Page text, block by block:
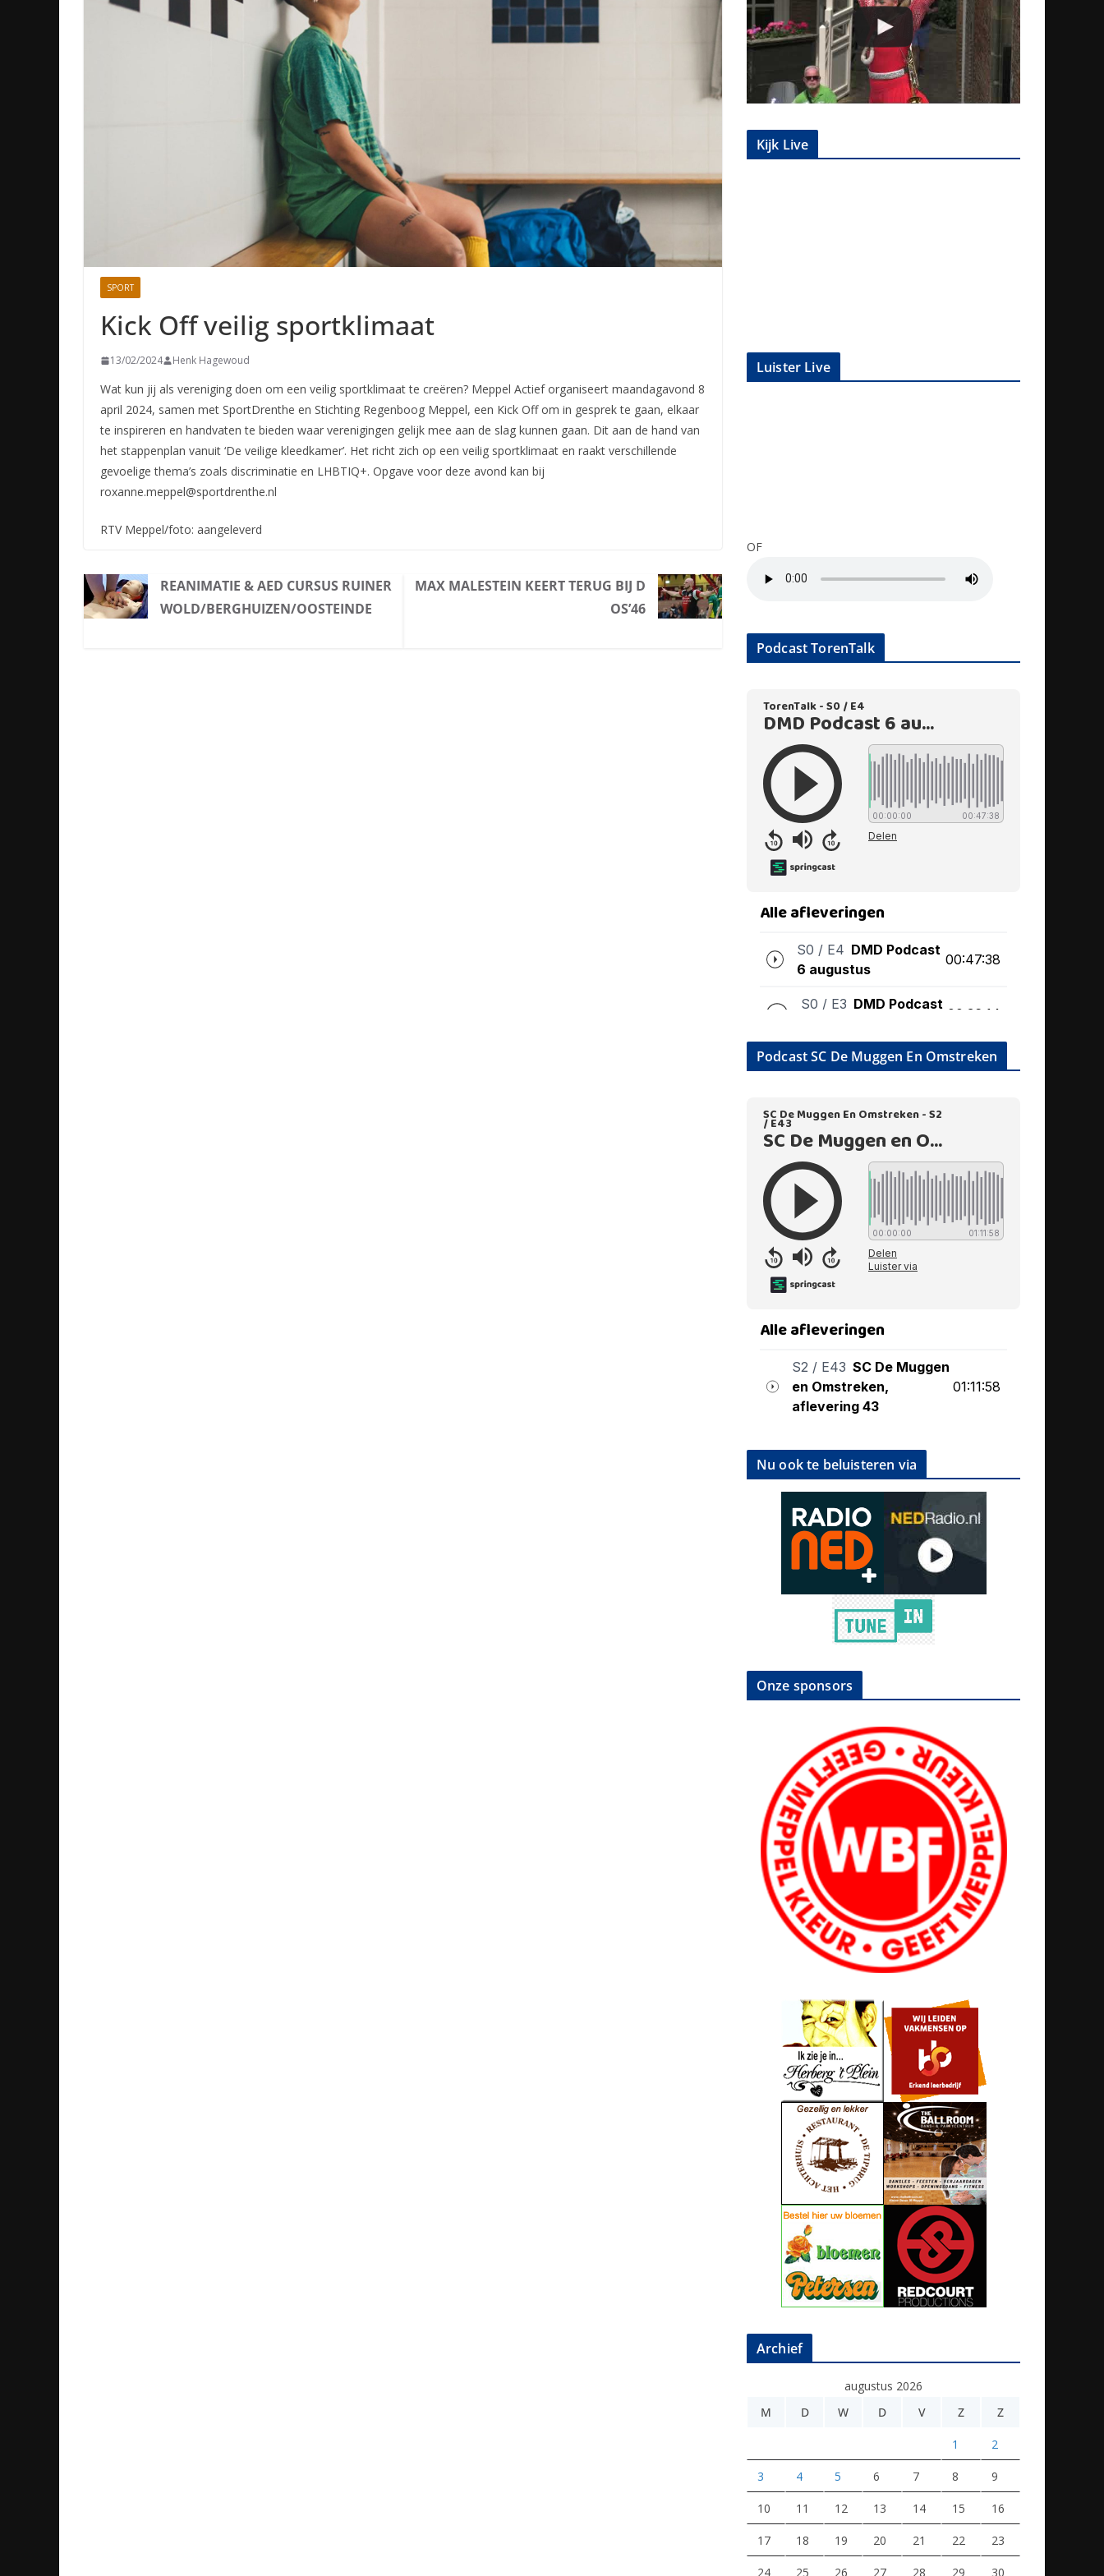
SPORT
Kick Off veilig sportklimaat
13/02/2024 Henk Hagewoud
Wat kun jij als vereniging doen om een veilig sportklimaat te creëren? Meppel Actief organiseert maandagavond 8
april 2024, samen met SportDrenthe en Stichting Regenboog Meppel, een Kick Off om in gesprek te gaan, elkaar
te inspireren en handvaten te bieden waar verenigingen gelijk mee aan de slag kunnen gaan. Dit aan de hand van
het stappenplan vanuit ‘De veilige kleedkamer’. Het richt zich op een veilig sportklimaat en raakt verschillende
gevoelige thema’s zoals discriminatie en LHBTIQ+. Opgave voor deze avond kan bij
roxanne.meppel@sportdrenthe.nl
RTV Meppel/foto: aangeleverd
REANIMATIE & AED CURSUS RUINER
WOLD/BERGHUIZEN/OOSTEINDE
MAX MALESTEIN KEERT TERUG BIJ D
OS’46
Kijk Live
Luister Live
OF
Podcast TorenTalk
Podcast SC De Muggen En Omstreken
Nu ook te beluisteren via
Onze sponsors
Archief
augustus 2026
M
D W D V Z Z
1 2
3 4 5 6 7 8 9
10 11 12 13 14 15 16
17 18 19 20 21 22 23
24 25 26 27 28 29 30